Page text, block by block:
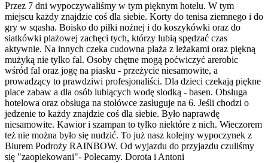
Przez 7 dni wypoczywaliśmy w tym pięknym hotelu. W tym
miejscu każdy znajdzie coś dla siebie. Korty do tenisa ziemnego i do
gry w sqasha. Boisko do piłki nożnej i do koszykówki oraz do
siatkówki plażowej zachęci tych, którzy lubią spędzać czas
aktywnie. Na innych czeka cudowna plaża z leżakami oraz piękną
mużyką nie tylko fal. Osoby chętne mogą poćwiczyć arerobic
wśród fal oraz jogę na piasku - przeżycie niesamowite, a
prowadzący to prawdziwi profesjonaliści. Dla dzieci czekają piękne
place zabaw a dla osób lubiących wodę slodką - basen. Obsługa
hotelowa oraz obsługa na stołówce zasługuje na 6. Jeśli chodzi o
jedzenie to każdy znajdzie coś dla siebie. Było naprawdę
niesamowite. Kawior i szampan to tylko niektóre z nich. Wieczorem
też nie można było się nudzić. To już nasz kolejny wypoczynek z
Biurem Podroży RAINBOW. Od wyjazdu do przyjazdu czuliśmy
się "zaopiekowani"- Polecamy. Dorota i Antoni